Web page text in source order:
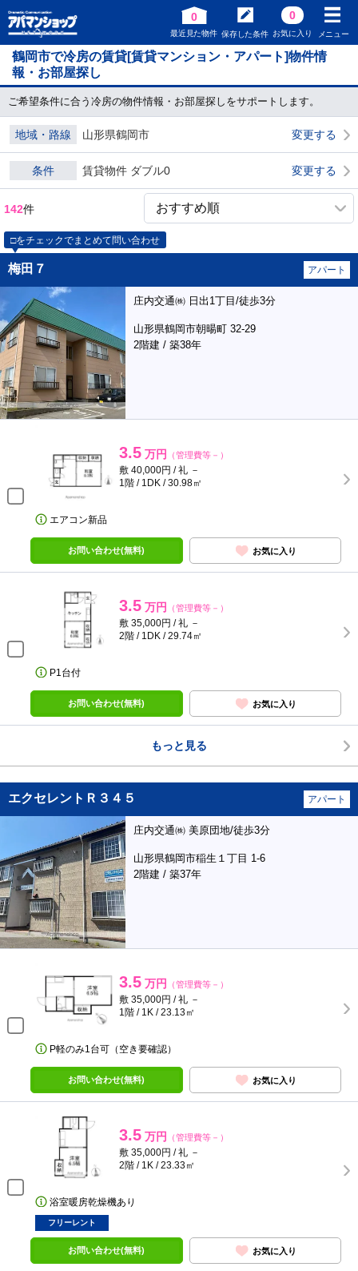
0
最近見た物件 保存した条件
0
お気に入り メニュー
鶴岡市で冷房の賃貸[賃貸マンション・アパート]物件情
報・お部屋探し
ご希望条件に合う冷房の物件情報・お部屋探しをサポートします。
地域・路線 山形県鶴岡市 変更する
条件 賃貸物件 ダブル0 変更する
142件
□をチェックでまとめて問い合わせ
梅田７ アパート
庄内交通㈱ 日出1丁目/徒歩3分
山形県鶴岡市朝暘町 32-29
2階建 / 築38年
3.5 万円 （管理費等－）
敷 40,000円 / 礼 －
1階 / 1DK / 30.98㎡
エアコン新品
お問い合わせ(無料) お気に入り
3.5 万円 （管理費等－）
敷 35,000円 / 礼 －
2階 / 1DK / 29.74㎡
P1台付
お問い合わせ(無料) お気に入り
もっと見る
エクセレントＲ３４５ アパート
庄内交通㈱ 美原団地/徒歩3分
山形県鶴岡市稲生１丁目 1-6
2階建 / 築37年
3.5 万円 （管理費等－）
敷 35,000円 / 礼 －
1階 / 1K / 23.13㎡
P軽のみ1台可（空き要確認）
お問い合わせ(無料) お気に入り
3.5 万円 （管理費等－）
敷 35,000円 / 礼 －
2階 / 1K / 23.33㎡
浴室暖房乾燥機あり
フリーレント
お問い合わせ(無料) お気に入り